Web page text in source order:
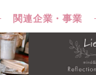
関連企業・事業